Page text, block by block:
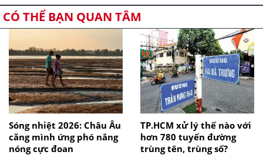
CÓ THỂ BẠN QUAN TÂM
Sóng nhiệt 2026: Châu Âu
căng mình ứng phó nắng
nóng cực đoan
TP.HCM xử lý thế nào với
hơn 780 tuyến đường
trùng tên, trùng số?